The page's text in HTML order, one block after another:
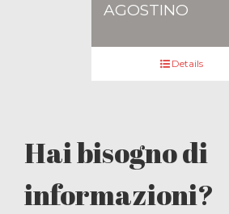
AGOSTINO
Details
Hai bisogno di
informazioni?